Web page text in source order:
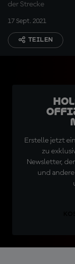
der Strecke
17 Sept. 2021
TEILEN
Erstelle jetzt
zu
Newsletter,
und